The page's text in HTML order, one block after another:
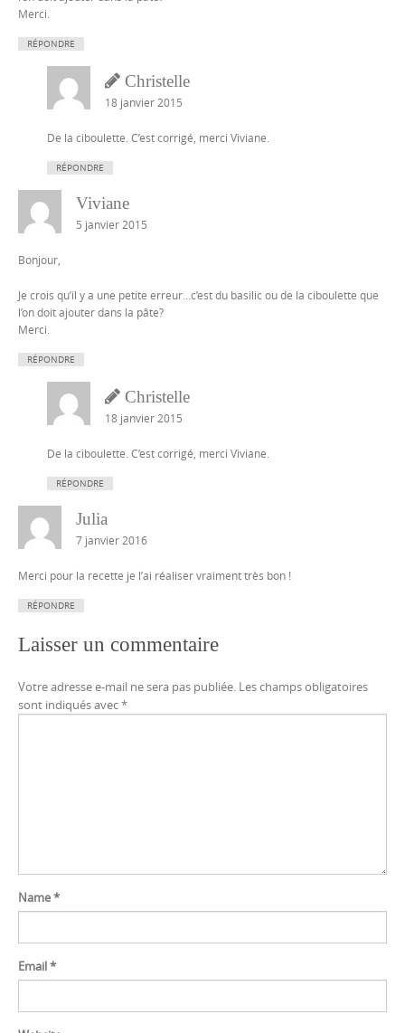
Merci.
RÉPONDRE
Christelle
18 janvier 2015
De la ciboulette. C’est corrigé, merci Viviane.
RÉPONDRE
Viviane
5 janvier 2015
Bonjour,
Je crois qu’il y a une petite erreur…c’est du basilic ou de la ciboulette que
l’on doit ajouter dans la pâte?
Merci.
RÉPONDRE
Christelle
18 janvier 2015
De la ciboulette. C’est corrigé, merci Viviane.
RÉPONDRE
Julia
7 janvier 2016
Merci pour la recette je l’ai réaliser vraiment très bon !
RÉPONDRE
Laisser un commentaire
Votre adresse e-mail ne sera pas publiée. Les champs obligatoires
sont indiqués avec*
Name*
Email*